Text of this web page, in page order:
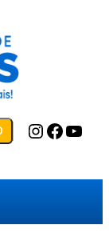
Instagram Facebook YouTube